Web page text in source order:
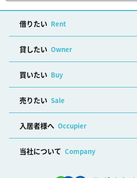
借りたい Rent
貸したい Owner
買いたい Buy
売りたい Sale
入居者様へ Occupier
当社について Company